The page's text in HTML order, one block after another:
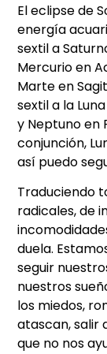
El eclipse de
energía
sextil a
Mercurio en
Marte en
sextil a la
y Neptuno en
conjunción,
así puedo
Traduciendo
radicales, de
duela.
seguir
nuestros
los miedos,
atascan, salir
que no nos